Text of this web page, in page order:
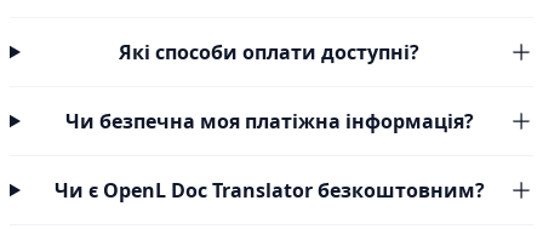
Які способи оплати доступні?
Чи безпечна моя платіжна інформація?
Чи є OpenL Doc Translator безкоштовним?